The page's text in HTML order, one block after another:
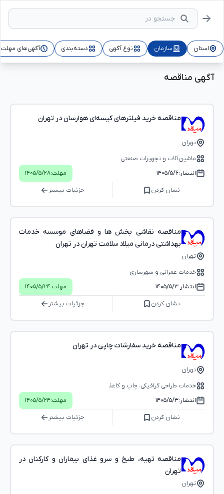
استان سازمان نوع آگهی دسته‌بندی آگهی‌های
آگهی مناقصه
مناقصه خرید فیلترهای کیسه‌ای هوارسان در تهران
تهران
ماشین‌آلات و تجهیزات صنعتی
انتشار:۱۴۰۵/۵/۶ مهلت:۱۴۰۵/۵/۲۸
نشان کردن جزئیات بیشتر
مناقصه نقاشی بخش ها و فضاهای موسسه خدمات
بهداشتی درمانی میلاد سلامت تهران در تهران
تهران
خدمات عمرانی و شهرسازی
انتشار:۱۴۰۵/۵/۳ مهلت:۱۴۰۵/۵/۲۴
نشان کردن جزئیات بیشتر
مناقصه خرید سفارشات چاپی در تهران
تهران
خدمات طراحی گرافیکی، چاپ و کاغذ
انتشار:۱۴۰۵/۵/۳ مهلت:۱۴۰۵/۵/۲۴
نشان کردن جزئیات بیشتر
مناقصه تهیه، طبخ و سرو غذای بیماران و کارکنان در
تهران
تهران